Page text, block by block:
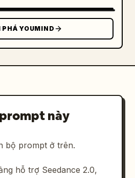
PHÁ YOUMIND
này
bộ prompt ở trên.
hỗ trợ Seedance 2.0,